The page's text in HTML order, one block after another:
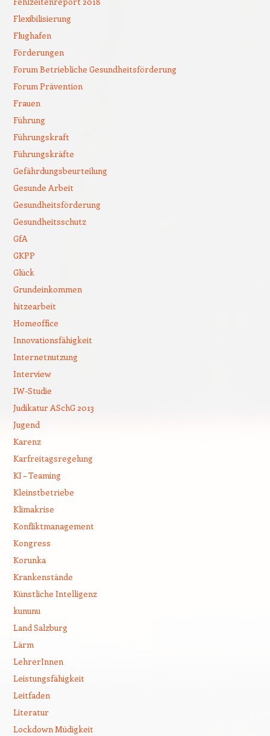
Flexibilisierung
Flughafen
Förderungen
Forum Betriebliche Gesundheitsförderung
Forum Prävention
Frauen
Führung
Führungskraft
Führungskräfte
Gefährdungsbeurteilung
Gesunde Arbeit
Gesundheitsförderung
Gesundheitsschutz
GfA
GKPP
Glück
Grundeinkommen
hitzearbeit
Homeoffice
Innovationsfähigkeit
Internetnutzung
Interview
IW-Studie
Judikatur ASchG 2013
Jugend
Karenz
Karfreitagsregelung
KI – Teaming
Kleinstbetriebe
Klimakrise
Konfliktmanagement
Kongress
Korunka
Krankenstände
Künstliche Intelligenz
kununu
Land Salzburg
Lärm
LehrerInnen
Leistungsfähigkeit
Leitfaden
Literatur
Lockdown Müdigkeit